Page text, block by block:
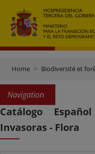
Home Biodiversité et
Navigation
Catálogo
Invasoras - Flora